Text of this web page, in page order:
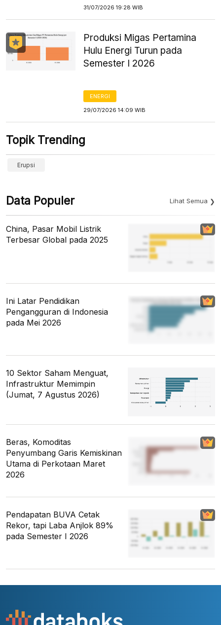
31/07/2026 19:28 WIB
Produksi Migas Pertamina
Hulu Energi Turun pada
Semester I 2026
ENERGI
29/07/2026 14:09 WIB
Topik Trending
Erupsi
Data Populer Lihat Semua
China, Pasar Mobil Listrik
Terbesar Global pada 2025
Ini Latar Pendidikan
Pengangguran di Indonesia
pada Mei 2026
10 Sektor Saham Menguat,
Infrastruktur Memimpin
(Jumat, 7 Agustus 2026)
Beras, Komoditas
Penyumbang Garis Kemiskinan
Utama di Perkotaan Maret
2026
Pendapatan BUVA Cetak
Rekor, tapi Laba Anjlok 89%
pada Semester I 2026